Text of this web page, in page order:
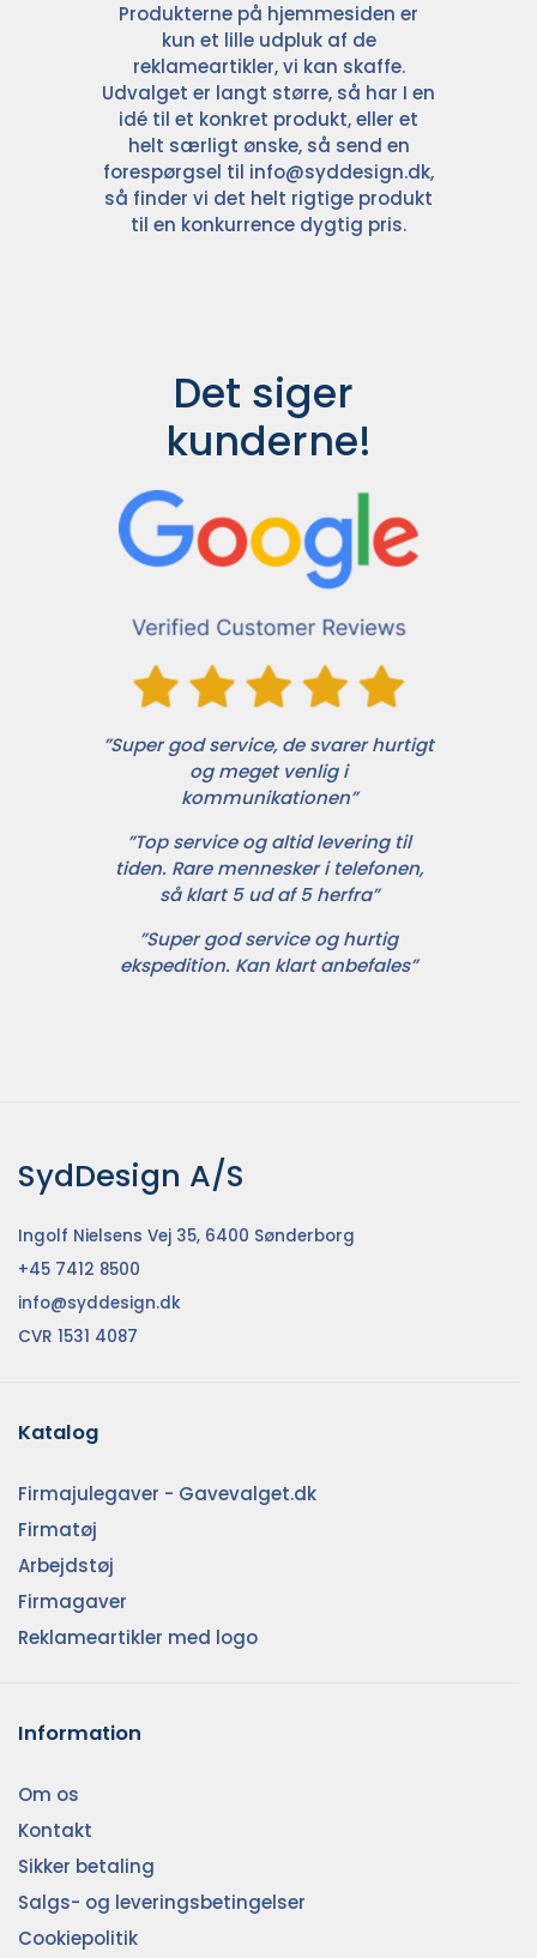
Produkterne på hjemmesiden er
kun et lille udpluk af de
reklameartikler, vi kan skaffe.
Udvalget er langt større, så har I en
idé til et konkret produkt, eller et
helt særligt ønske, så send en
forespørgsel til info@syddesign.dk,
så finder vi det helt rigtige produkt
til en konkurrence dygtig pris.
Det siger
kunderne!
”Super god service, de svarer hurtigt
og meget venlig i
kommunikationen”
”Top service og altid levering til
tiden. Rare mennesker i telefonen,
så klart 5 ud af 5 herfra”
”Super god service og hurtig
ekspedition. Kan klart anbefales”
SydDesign A/S
Ingolf Nielsens Vej 35, 6400 Sønderborg
+45 7412 8500
info@syddesign.dk
CVR 1531 4087
Katalog
Firmajulegaver - Gavevalget.dk
Firmatøj
Arbejdstøj
Firmagaver
Reklameartikler med logo
Information
Om os
Kontakt
Sikker betaling
Salgs- og leveringsbetingelser
Cookiepolitik